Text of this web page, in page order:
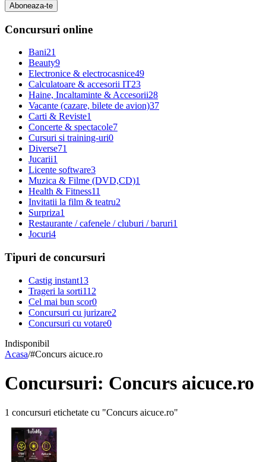
Aboneaza-te
Concursuri online
Bani21
Beauty9
Electronice & electrocasnice49
Calculatoare & accesorii IT23
Haine, Incaltaminte & Accesorii28
Vacante (cazare, bilete de avion)37
Carti & Reviste1
Concerte & spectacole7
Cursuri si training-uri0
Diverse71
Jucarii1
Licente software3
Muzica & Filme (DVD,CD)1
Health & Fitness11
Invitatii la film & teatru2
Surpriza1
Restaurante / cafenele / cluburi / baruri1
Jocuri4
Tipuri de concursuri
Castig instant13
Trageri la sorti112
Cel mai bun scor0
Concursuri cu jurizare2
Concursuri cu votare0
Indisponibil
Acasa/#Concurs aicuce.ro
Concursuri: Concurs aicuce.ro
1 concursuri etichetate cu "Concurs aicuce.ro"